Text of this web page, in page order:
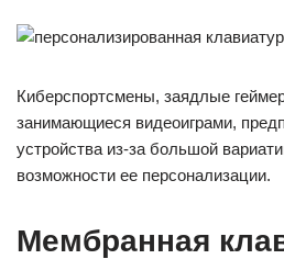
Киберспортсмены, заядлые
занимающиеся видеоиграми,
устройства из-за большой
возможности ее персонализации.
Мембранная